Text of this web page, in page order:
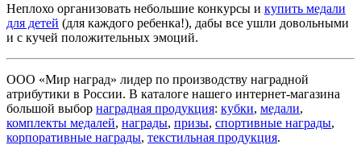
Неплохо организовать небольшие конкурсы и купить медали
для детей (для каждого ребенка!), дабы все ушли довольными
и с кучей положительных эмоций.
ООО «Мир наград» лидер по производству наградной
атрибутики в России. В каталоге нашего интернет-магазина
большой выбор наградная продукция: кубки, медали,
комплекты медалей, награды, призы, спортивные награды,
корпоративные награды, текстильная продукция.